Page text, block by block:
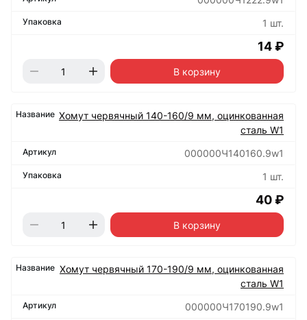
1 шт.
14 ₽
В корзину
Хомут червячный 140-160/9 мм, оцинкованная
сталь W1
000000Ч140160.9w1
1 шт.
40 ₽
В корзину
Хомут червячный 170-190/9 мм, оцинкованная
сталь W1
000000Ч170190.9w1